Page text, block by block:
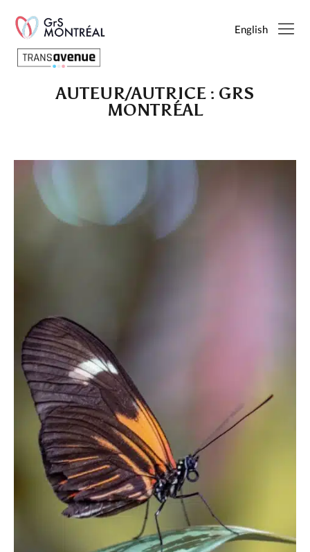
English
Français
SEARCH
Charte des commentaires et publications
Conditions d’utilisation
Politique de confidentialité
AUTEUR/AUTRICE : GRS
MONTRÉAL